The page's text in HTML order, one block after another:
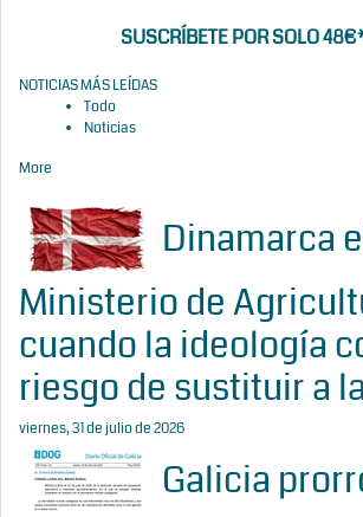
SUSCRÍBETE POR SOLO
NOTICIAS MÁS LEÍDAS
Todo
Noticias
More
Dinamarca
Ministerio de
cuando la ideología
riesgo de sustituir a
viernes, 31 de julio de 2026
Galicia